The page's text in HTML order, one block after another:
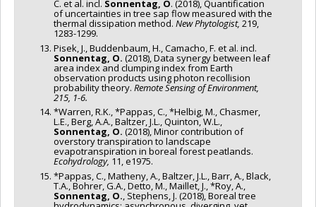
C. et al. incl. Sonnentag, O. (2018), Quantification
of uncertainties in tree sap flow measured with the
thermal dissipation method. New Phytologist, 219,
1283-1299.
Pisek, J., Buddenbaum, H., Camacho, F. et al. incl.
Sonnentag, O. (2018), Data synergy between leaf
area index and clumping index from Earth
observation products using photon recollision
probability theory. Remote Sensing of Environment,
215, 1-6.
*Warren, R.K., *Pappas, C., *Helbig, M., Chasmer,
L.E., Berg, A.A., Baltzer, J.L., Quinton, W.L.,
Sonnentag, O. (2018), Minor contribution of
overstory transpiration to landscape
evapotranspiration in boreal forest peatlands.
Ecohydrology, 11, e1975.
*Pappas, C., Matheny, A., Baltzer, J.L., Barr, A., Black,
T.A., Bohrer, G.A., Detto, M., Maillet, J., *Roy, A.,
Sonnentag, O., Stephens, J. (2018), Boreal tree